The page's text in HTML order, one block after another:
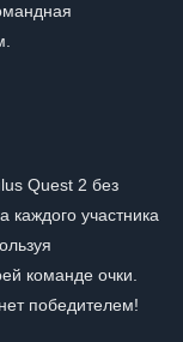
Quest 2 без
каждого участника
команде очки.
победителем!